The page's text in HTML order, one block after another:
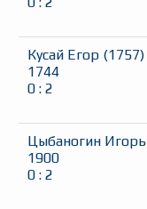
Кусай Егор (1757)
1744
0: 2
Цыбаногин Игорь
1900
0: 2